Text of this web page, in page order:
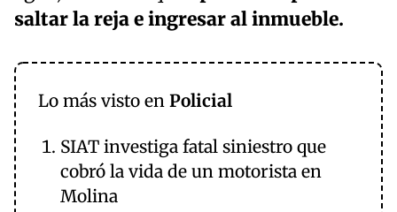
saltar la reja e ingresar al inmueble.
Lo más visto en Policial
SIAT investiga fatal siniestro que
cobró la vida de un motorista en
Molina